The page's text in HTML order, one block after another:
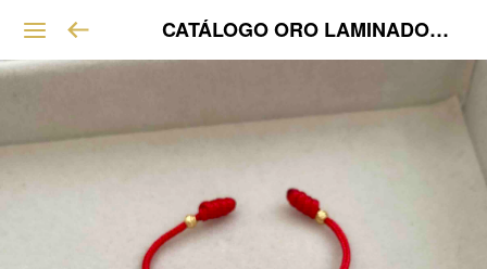
CATÁLOGO ORO LAMINADO VIP